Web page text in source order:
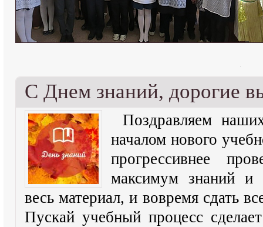
С Днем знаний, дорогие
Поздравляем
началом нового
прогрессивнее
максимум знаний и
весь материал, и вовремя сдать
Пускай учебный процесс